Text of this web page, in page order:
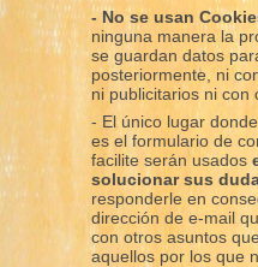
- No se usan
ninguna manera la
se guardan datos
posteriormente, ni
ni publicitarios ni con
- El único lugar
es el formulario de
facilite serán usados
solucionar sus
responderle en
dirección de e-mail
con otros asuntos
aquellos por los que